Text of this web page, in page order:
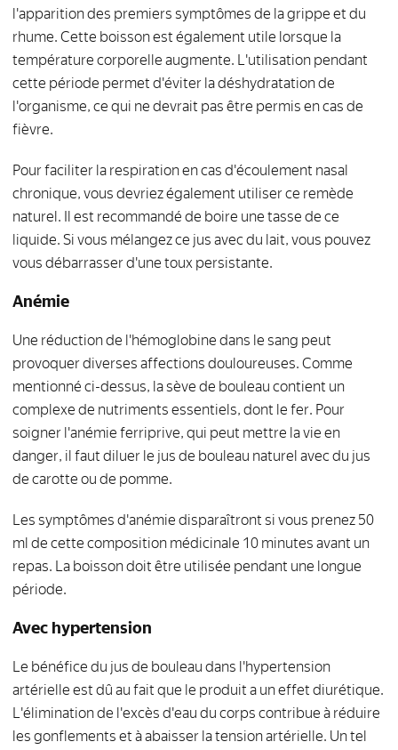
l'apparition des premiers symptômes de la grippe et du
rhume. Cette boisson est également utile lorsque la
température corporelle augmente. L'utilisation pendant
cette période permet d'éviter la déshydratation de
l'organisme, ce qui ne devrait pas être permis en cas de
fièvre.
Pour faciliter la respiration en cas d'écoulement nasal
chronique, vous devriez également utiliser ce remède
naturel. Il est recommandé de boire une tasse de ce
liquide. Si vous mélangez ce jus avec du lait, vous pouvez
vous débarrasser d'une toux persistante.
Anémie
Une réduction de l'hémoglobine dans le sang peut
provoquer diverses affections douloureuses. Comme
mentionné ci-dessus, la sève de bouleau contient un
complexe de nutriments essentiels, dont le fer. Pour
soigner l'anémie ferriprive, qui peut mettre la vie en
danger, il faut diluer le jus de bouleau naturel avec du jus
de carotte ou de pomme.
Les symptômes d'anémie disparaîtront si vous prenez 50
ml de cette composition médicinale 10 minutes avant un
repas. La boisson doit être utilisée pendant une longue
période.
Avec hypertension
Le bénéfice du jus de bouleau dans l'hypertension
artérielle est dû au fait que le produit a un effet diurétique.
L'élimination de l'excès d'eau du corps contribue à réduire
les gonflements et à abaisser la tension artérielle. Un tel